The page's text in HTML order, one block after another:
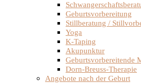
Geburtsvorbereitung
Stillberatung /
Yoga
K-Taping
Akupunktur
Geburtsvorbereitende
Dorn-Breuss-Therapie
Angebote nach der Geburt